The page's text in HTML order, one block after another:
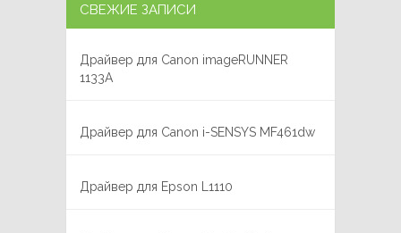
СВЕЖИЕ ЗАПИСИ
Драйвер для Canon imageRUNNER
1133A
Драйвер для Canon i-SENSYS MF461dw
Драйвер для Epson L1110